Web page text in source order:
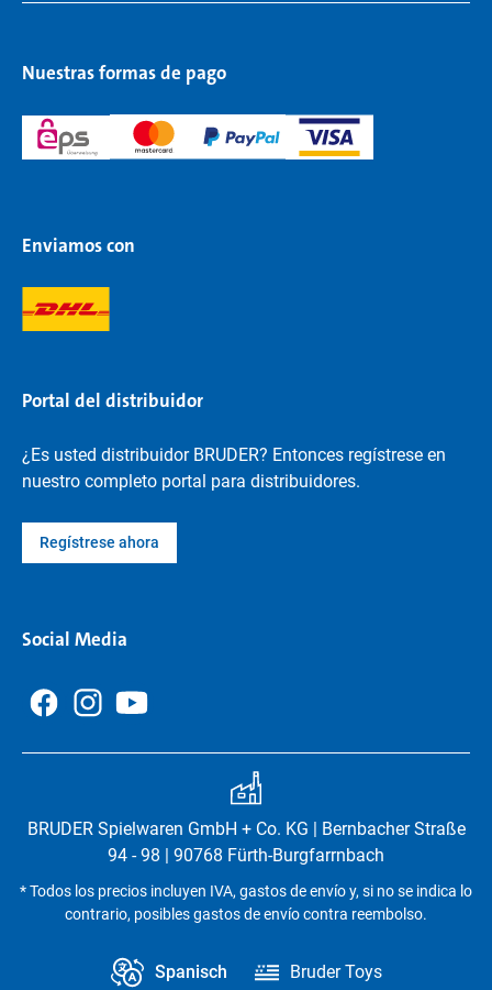
Nuestras formas de pago
Enviamos con
Portal del distribuidor
¿Es usted distribuidor BRUDER? Entonces regístrese en
nuestro completo portal para distribuidores.
Regístrese ahora
Social Media
BRUDER Spielwaren GmbH + Co. KG | Bernbacher Straße
94 - 98 | 90768 Fürth-Burgfarrnbach
* Todos los precios incluyen IVA, gastos de envío y, si no se indica lo
contrario, posibles gastos de envío contra reembolso.
Spanisch Bruder Toys